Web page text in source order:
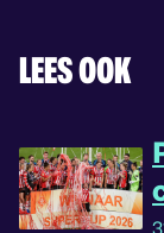
LEES OOK